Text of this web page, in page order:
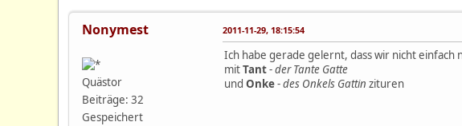
Nonymest
Quästor
Beiträge: 32
Gespeichert
2011-11-29, 18:15:54
Ich habe gerade gelernt, dass wir nicht einfach
mitTant-der Tante Gatte
und Onke-des Onkels Gattin zituren